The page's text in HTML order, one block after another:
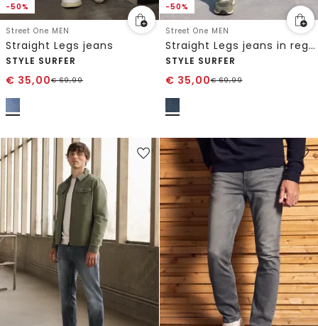
-50%
Street One MEN
Straight Legs jeans
STYLE SURFER
€ 35,00€69,99
-50%
Street One MEN
Straight Legs jeans in regular fit
STYLE SURFER
€ 35,00€69,99